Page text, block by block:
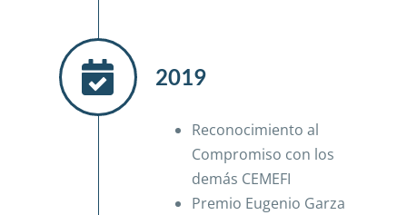
2019
Reconocimiento al
Compromiso con los
demás CEMEFI
Premio Eugenio Garza